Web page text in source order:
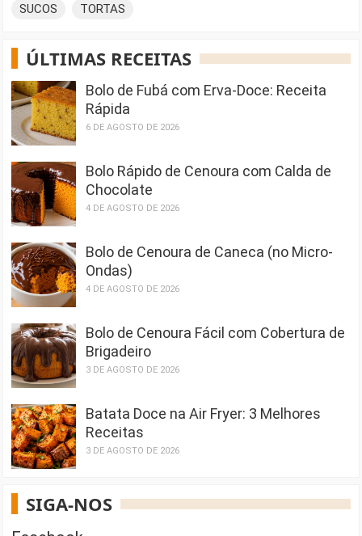
SUCOS TORTAS
ÚLTIMAS RECEITAS
Bolo de Fubá com Erva-Doce: Receita
Rápida
6 DE AGOSTO DE 2026
Bolo Rápido de Cenoura com Calda de
Chocolate
4 DE AGOSTO DE 2026
Bolo de Cenoura de Caneca (no Micro-
Ondas)
4 DE AGOSTO DE 2026
Bolo de Cenoura Fácil com Cobertura de
Brigadeiro
3 DE AGOSTO DE 2026
Batata Doce na Air Fryer: 3 Melhores
Receitas
3 DE AGOSTO DE 2026
SIGA-NOS